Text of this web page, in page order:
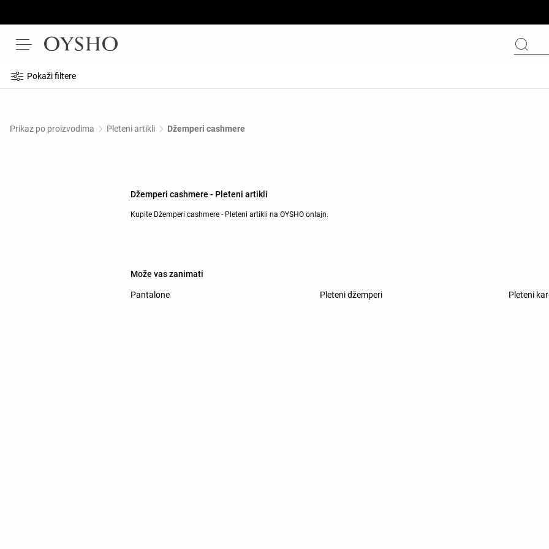
Pokaži filtere
Prikaz po proizvodima Pleteni artikli Džemperi cashmere
Džemperi cashmere - Pleteni artikli
Kupite Džemperi cashmere - Pleteni artikli na OYSHO onlajn.
Može vas zanimati
Pantalone Pleteni džemperi Pleteni